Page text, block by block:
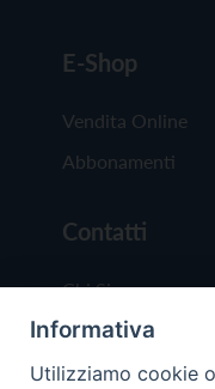
E-Shop
Vendita Online
Abbonamenti
Contatti
Chi Siamo
Redazione
Scrivici
Informativa
Utilizziamo cookie